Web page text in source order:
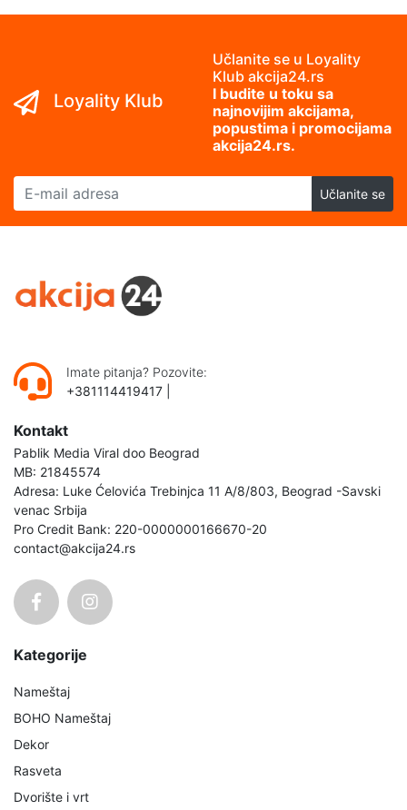
Loyality Klub
Učlanite se u Loyality
Klub akcija24.rs
I budite u toku sa
najnovijim akcijama,
popustima i promocijama
akcija24.rs.
E-mail adresa
Učlanite se
Imate pitanja? Pozovite:
+381114419417
Kontakt
Pablik Media Viral doo Beograd
MB: 21845574
Adresa: Luke Ćelovića Trebinjca 11 A/8/803, Beograd -Savski
venac Srbija
Pro Credit Bank: 220-0000000166670-20
contact@akcija24.rs
Kategorije
Nameštaj
BOHO Nameštaj
Dekor
Rasveta
Dvorište i vrt